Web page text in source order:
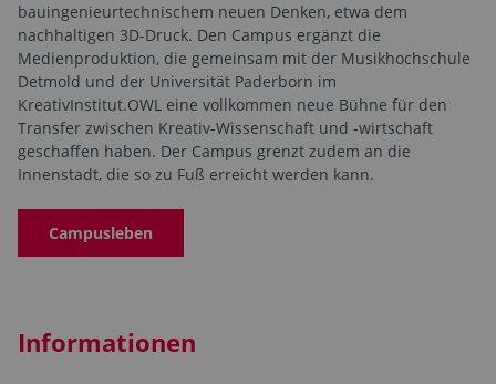
bauingenieurtechnischem neuen Denken, etwa dem
nachhaltigen 3D-Druck. Den Campus ergänzt die
Medienproduktion, die gemeinsam mit der Musikhochschule
Detmold und der Universität Paderborn im
KreativInstitut.OWL eine vollkommen neue Bühne für den
Transfer zwischen Kreativ-Wissenschaft und -wirtschaft
geschaffen haben. Der Campus grenzt zudem an die
Innenstadt, die so zu Fuß erreicht werden kann.
Campusleben
Informationen